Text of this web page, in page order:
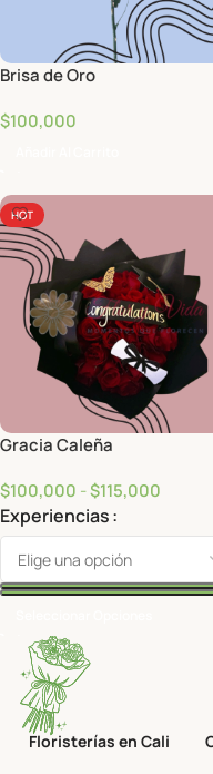
Brisa de Oro
$100,000
HOT
Gracia Caleña
$100,000 -$115,000
Experiencias
Floristerías en Cali